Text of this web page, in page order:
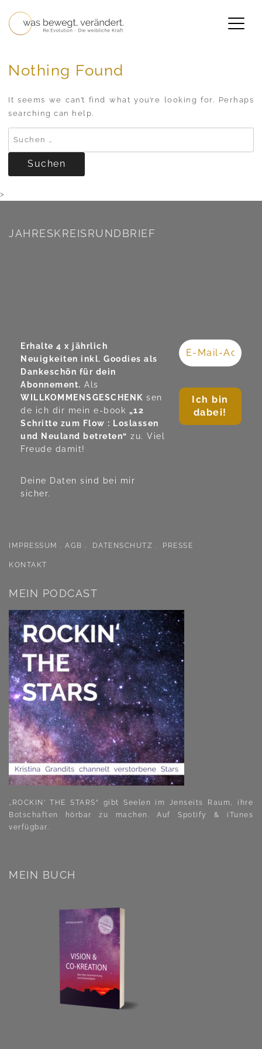
content
Nothing Found
It seems we can’t find what you’re looking for. Perhaps
searching can help.
>
JAHRESKREISRUNDBRIEF
Erhalte 4 x jährlich
Neuigkeiten inkl. Goodies als
Dankeschön für dein
Abonnement. Als
WILLKOMMENSGESCHENK sen
de ich dir mein e-book „12
Schritte zum Flow : Loslassen
und Neuland betreten“ zu. Viel
Freude damit!
Deine Daten sind bei mir
sicher.
IMPRESSUM . AGB . DATENSCHUTZ . PRESSE
KONTAKT
MEIN PODCAST
„ROCKIN‘ THE STARS“
gibt Seelen im Jenseits Raum, ihre
Botschaften hörbar zu machen. Auf
Spotify & iTunes
verfügbar.
MEIN BUCH